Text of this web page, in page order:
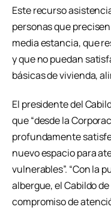
Este recurso
personas que
media estancia, que
y que no puedan
básicas de vivienda,
El presidente del
que “desde la
profundamente
nuevo espacio para
vulnerables”. “Con la
albergue, el Cabildo
compromiso de